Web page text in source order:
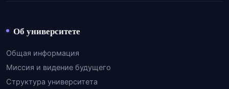
Об университете
Общая информация
Миссия и видение будущего
Структура университета